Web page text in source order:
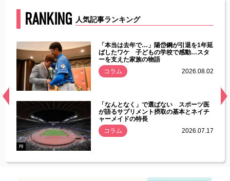
RANKING 人気記事ランキング
常
「本当は去年で…」陽岱鋼が引退を1年延
ばしたワケ 子どもの学校で感動…スタ
ーを支えた家族の物語
コラム
2026.08.02
PR
「なんとなく」で選ばない スポーツ医
が語るサプリメント摂取の基本とネイチ
ャーメイドの特長
コラム
2026.07.17